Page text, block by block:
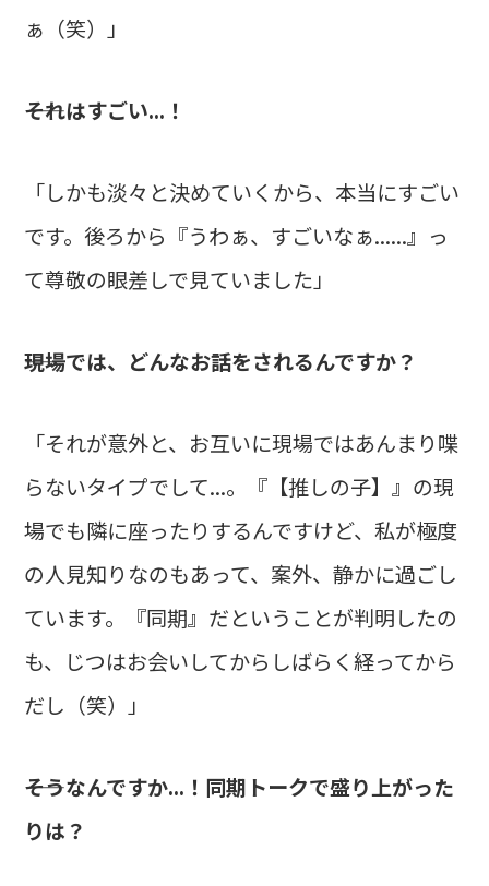
ぁ（笑）」
――それはすごい...！
「しかも淡々と決めていくから、本当にすごい
です。後ろから『うわぁ、すごいなぁ......』っ
て尊敬の眼差しで見ていました」
――現場では、どんなお話をされるんですか？
「それが意外と、お互いに現場ではあんまり喋
らないタイプでして...。『【推しの子】』の現
場でも隣に座ったりするんですけど、私が極度
の人見知りなのもあって、案外、静かに過ごし
ています。『同期』だということが判明したの
も、じつはお会いしてからしばらく経ってから
だし（笑）」
――そうなんですか...！同期トークで盛り上がった
りは？